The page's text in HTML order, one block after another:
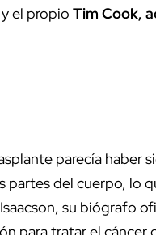
el propio Tim Cook,
parecía haber
partes del cuerpo, lo
su biógrafo